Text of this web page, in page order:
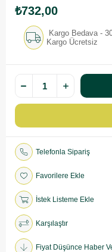
₺732,00
Kargo Bedava -
Kargo Ücretsiz
Telefonla Sipariş
Favorilere Ekle
İstek Listeme Ekle
Karşılaştır
Fiyat Düşünce Haber